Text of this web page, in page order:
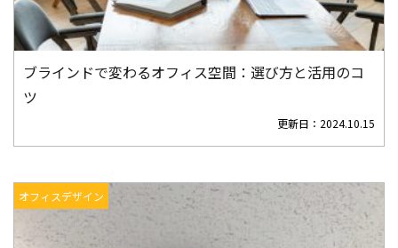
ブラインドで変わるオフィス空間：選び方と活用のコ
ツ
更新日： 2024.10.15
オフィスデザイン